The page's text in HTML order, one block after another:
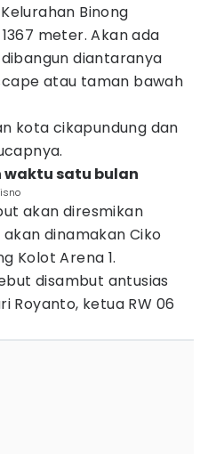
Binong
meter. Akan ada
diantaranya
atau taman bawah
kota cikapundung dan
waktu satu bulan
akan diresmikan
dinamakan Ciko
Kolot Arena 1.
disambut antusias
Royanto, ketua RW 06